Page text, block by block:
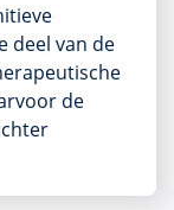
deel van de
de